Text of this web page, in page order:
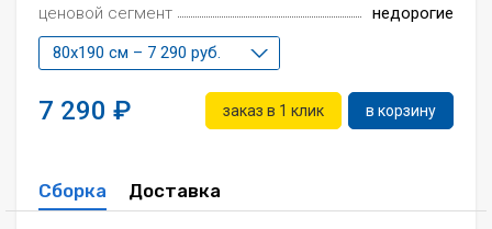
ценовой сегмент
недорогие
80x190 см – 7 290 руб.
7 290 заказ в 1 клик в корзину
Сборка Доставка